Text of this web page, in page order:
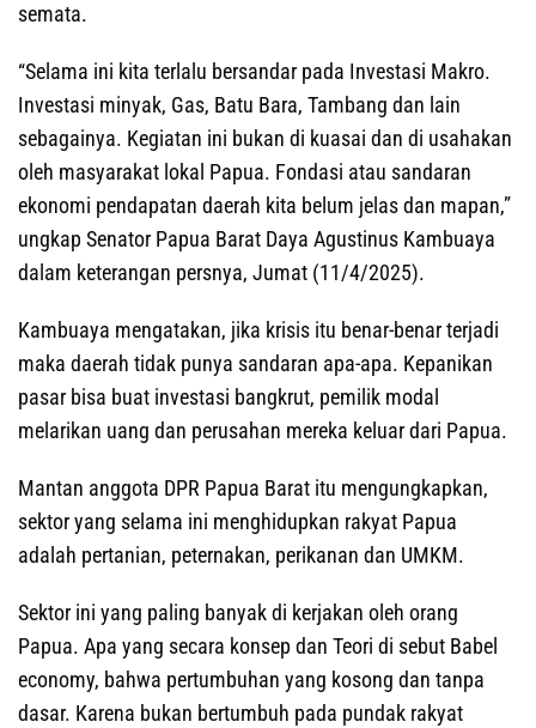
semata.
“Selama ini kita terlalu bersandar pada Investasi Makro.
Investasi minyak, Gas, Batu Bara, Tambang dan lain
sebagainya. Kegiatan ini bukan di kuasai dan di usahakan
oleh masyarakat lokal Papua. Fondasi atau sandaran
ekonomi pendapatan daerah kita belum jelas dan mapan,”
ungkap Senator Papua Barat Daya Agustinus Kambuaya
dalam keterangan persnya, Jumat (11/4/2025).
Kambuaya mengatakan, jika krisis itu benar-benar terjadi
maka daerah tidak punya sandaran apa-apa. Kepanikan
pasar bisa buat investasi bangkrut, pemilik modal
melarikan uang dan perusahan mereka keluar dari Papua.
Mantan anggota DPR Papua Barat itu mengungkapkan,
sektor yang selama ini menghidupkan rakyat Papua
adalah pertanian, peternakan, perikanan dan UMKM.
Sektor ini yang paling banyak di kerjakan oleh orang
Papua. Apa yang secara konsep dan Teori di sebut Babel
economy, bahwa pertumbuhan yang kosong dan tanpa
dasar. Karena bukan bertumbuh pada pundak rakyat